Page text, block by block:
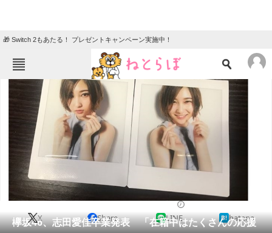
🎁 Switch 2もあたる！ プレゼントキャンペーン実施中！
ねとらぼメニュー
TOP ニュース
エンタメ クイズ
グルメ 地域
住まい 教育・育児
会員記事
欅坂46、志田愛佳卒業発表 「在籍中はたくさんの応援
X Share LINE hatena